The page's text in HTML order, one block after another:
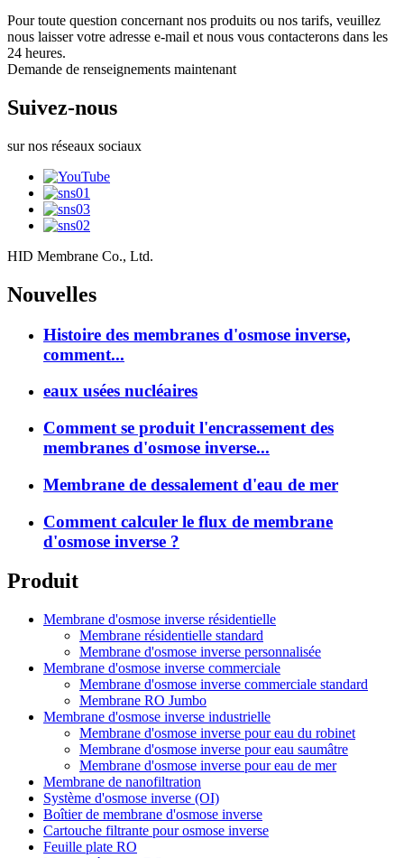
Pour toute question concernant nos produits ou nos tarifs, veuillez
nous laisser votre adresse e-mail et nous vous contacterons dans les
24 heures.
Demande de renseignements maintenant
Suivez-nous
sur nos réseaux sociaux
HID Membrane Co., Ltd.
Nouvelles
Histoire des membranes d'osmose inverse,
comment...
eaux usées nucléaires
Comment se produit l'encrassement des
membranes d'osmose inverse...
Membrane de dessalement d'eau de mer
Comment calculer le flux de membrane
d'osmose inverse ?
Produit
Membrane d'osmose inverse résidentielle
Membrane résidentielle standard
Membrane d'osmose inverse personnalisée
Membrane d'osmose inverse commerciale
Membrane d'osmose inverse commerciale standard
Membrane RO Jumbo
Membrane d'osmose inverse industrielle
Membrane d'osmose inverse pour eau du robinet
Membrane d'osmose inverse pour eau saumâtre
Membrane d'osmose inverse pour eau de mer
Membrane de nanofiltration
Système d'osmose inverse (OI)
Boîtier de membrane d'osmose inverse
Cartouche filtrante pour osmose inverse
Feuille plate RO